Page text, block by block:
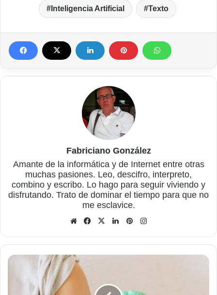
Inteligencia Artificial Texto
Fabriciano González
Amante de la informática y de Internet entre otras
muchas pasiones. Leo, descifro, interpreto,
combino y escribo. Lo hago para seguir viviendo y
disfrutando. Trato de dominar el tiempo para que no
me esclavice.
Sitio
Facebook
X LinkedInPinterest
Creada
Inteligencia
Artificial